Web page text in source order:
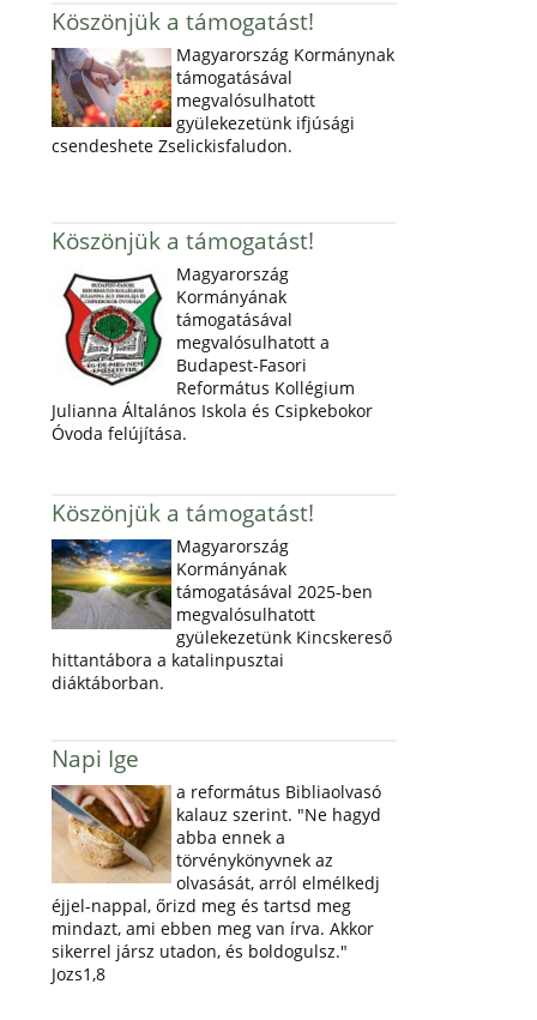
Köszönjük a támogatást!
Magyarország Kormánynak
támogatásával
megvalósulhatott
gyülekezetünk ifjúsági
csendeshete Zselickisfaludon.
Köszönjük a támogatást!
Magyarország
Kormányának
támogatásával
megvalósulhatott a
Budapest-Fasori
Református Kollégium
Julianna Általános Iskola és Csipkebokor
Óvoda felújítása.
Köszönjük a támogatást!
Magyarország
Kormányának
támogatásával 2025-ben
megvalósulhatott
gyülekezetünk Kincskereső
hittantábora a katalinpusztai
diáktáborban.
Napi Ige
a református Bibliaolvasó
kalauz szerint. "Ne hagyd
abba ennek a
törvénykönyvnek az
olvasását, arról elmélkedj
éjjel-nappal, őrizd meg és tartsd meg
mindazt, ami ebben meg van írva. Akkor
sikerrel jársz utadon, és boldogulsz."
Jozs1,8